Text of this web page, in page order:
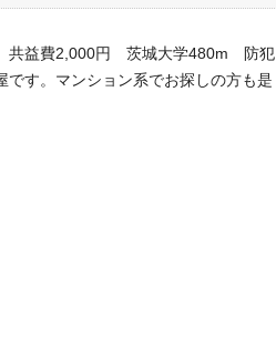
益費2,000円 茨城大学480m 防犯
す。マンション系でお探しの方も是